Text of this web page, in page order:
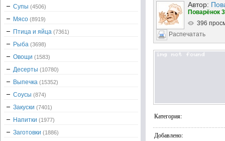
Автор:
Поварёнок
396
Распечатать
Категория:
Добавлено:
Супы (4506)
Мясо (8919)
Птица и яйца (7361)
Рыба (3698)
Овощи (1583)
Десерты (10780)
Выпечка (15352)
Соусы (874)
Закуски (7401)
Напитки (1977)
Заготовки (1886)